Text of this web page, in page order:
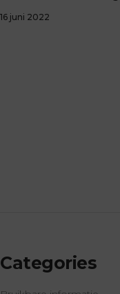
16 juni 2022
Categories